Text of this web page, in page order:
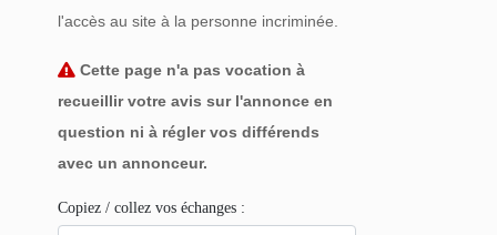
l'accès au site à la personne incriminée.
Cette page n'a pas vocation à
recueillir votre avis sur l'annonce en
question ni à régler vos différends
avec un annonceur.
Copiez / collez vos échanges :